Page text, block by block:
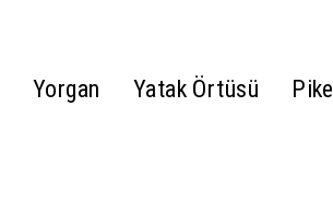
Yorgan Yatak Örtüsü Pike